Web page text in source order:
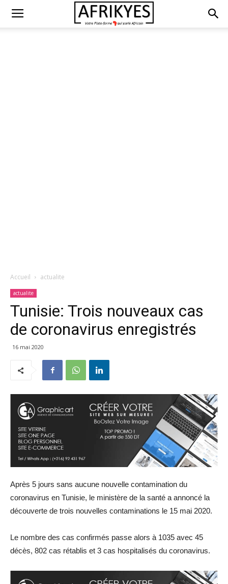
Accueil actualite
actualite
Tunisie: Trois nouveaux cas
de coronavirus enregistrés
16 mai 2020
Après 5 jours sans aucune nouvelle contamination du
coronavirus en Tunisie, le ministère de la santé a annoncé la
découverte de trois nouvelles contaminations le 15 mai 2020.
Le nombre des cas confirmés passe alors à 1035 avec 45
décès, 802 cas rétablis et 3 cas hospitalisés du coronavirus.